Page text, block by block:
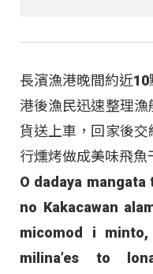
長濱漁港晚間約近
港後漁民迅速整理
貨送上車，回家後
行燻烤做成美味飛魚
O dadaya
no Kakacawan
micomod i
milina’es to